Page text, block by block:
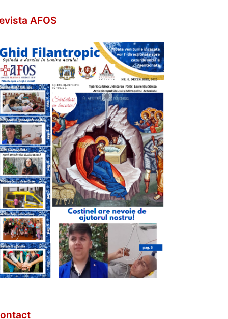
AFOS